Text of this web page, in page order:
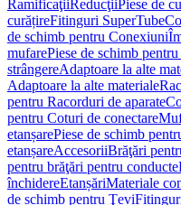
RamificaţiiReducţiiPiese de
curățireFitinguri SuperTube
de schimb pentru Conexiuni
mufarePiese de schimb
strângereAdaptoare la alte
Adaptoare la alte materiale
pentru Racorduri de aparate
pentru Coturi de conectare
etanșarePiese de schimb
etanșareAccesoriiBrăţări
pentru brăţări pentru conducte
închidereEtanșăriMateriale
de schimb pentru Ţevi